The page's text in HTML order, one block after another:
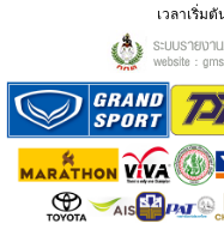
เวลาเริ่ม